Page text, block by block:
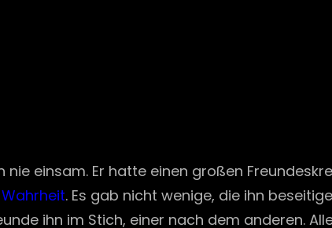
einsam. Er hatte einen großen
Wahrheit. Es gab nicht wenige, die ihn
ihn im Stich, einer nach dem anderen.